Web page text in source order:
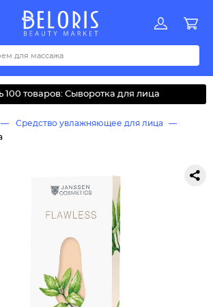
Акции
LMNOPQRSTUVWYZАБВДЗИМОКЛНПРСТУФ
100 товаров: Сыворотка для лица
Средство увлажняющее для лица